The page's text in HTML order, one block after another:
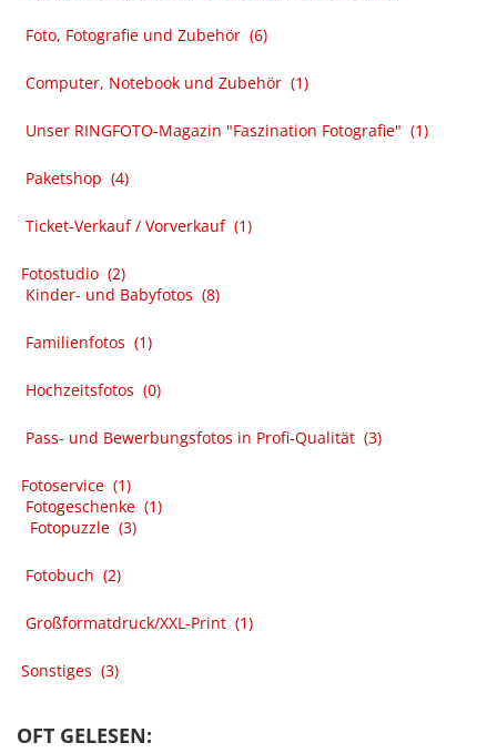
Foto, Fotografie und Zubehör (6)
Computer, Notebook und Zubehör (1)
Unser RINGFOTO-Magazin "Faszination Fotografie" (1)
Paketshop (4)
Ticket-Verkauf / Vorverkauf (1)
Fotostudio (2)
Kinder- und Babyfotos (8)
Familienfotos (1)
Hochzeitsfotos (0)
Pass- und Bewerbungsfotos in Profi-Qualität (3)
Fotoservice (1)
Fotogeschenke (1)
Fotopuzzle (3)
Fotobuch (2)
Großformatdruck/XXL-Print (1)
Sonstiges (3)
OFT GELESEN: